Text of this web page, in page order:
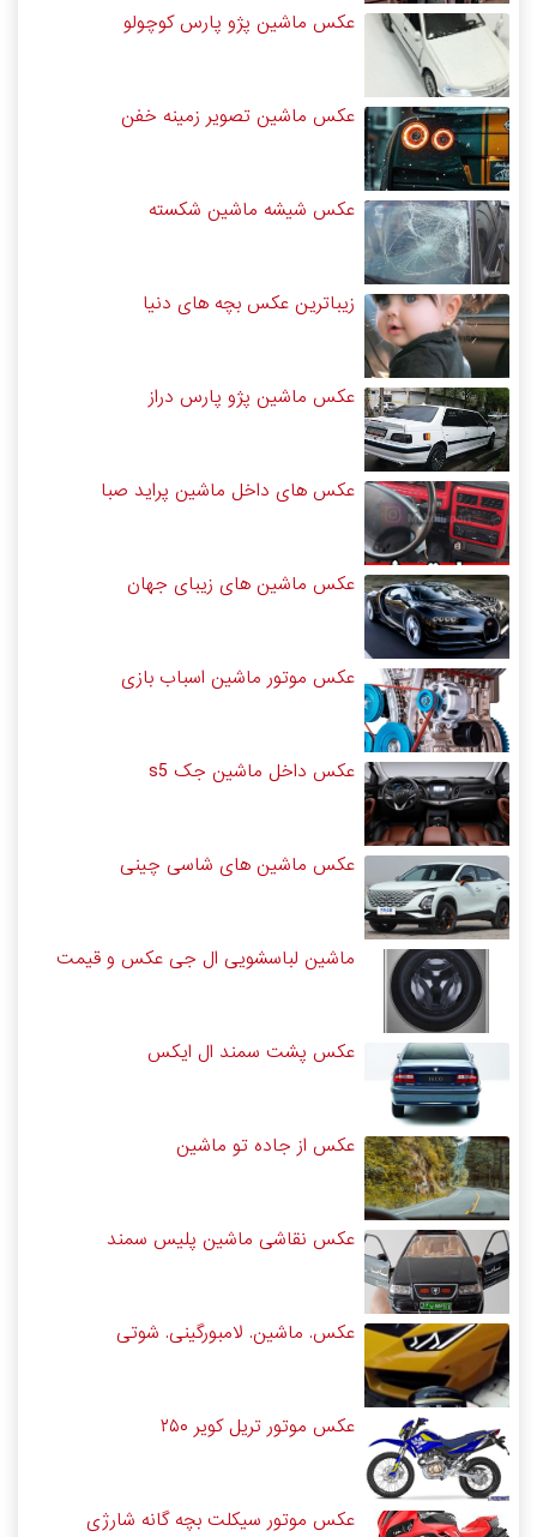
عکس ماشین پژو پارس کوچولو
عکس ماشین تصویر زمینه خفن
عکس شیشه ماشین شکسته
زیباترین عکس بچه های دنیا
عکس ماشین پژو پارس دراز
عکس های داخل ماشین پراید صبا
عکس ماشین های زیبای جهان
عکس موتور ماشین اسباب بازی
عکس داخل ماشین جک s5
عکس ماشین های شاسی چینی
ماشین لباسشویی ال جی عکس و قیمت
عکس پشت سمند ال ایکس
عکس از جاده تو ماشین
عکس نقاشی ماشین پلیس سمند
عکس. ماشین. لامبورگینی. شوتی
عکس موتور تریل کویر ۲۵۰
عکس موتور سیکلت بچه گانه شارژی